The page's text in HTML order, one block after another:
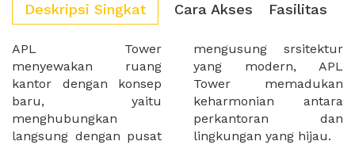
Deskripsi Singkat Cara Akses Fasilitas
APL Tower
menyewakan ruang
kantor dengan konsep
baru, yaitu
menghubungkan
langsung dengan pusat
mengusung srsitektur
yang modern, APL
Tower memadukan
keharmonian antara
perkantoran dan
lingkungan yang hijau.